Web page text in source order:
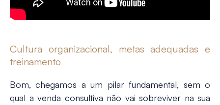
Cultura organizacional, metas adequadas e
treinamento
Bom, chegamos a um pilar fundamental, sem o
qual a venda consultiva não vai sobreviver na sua